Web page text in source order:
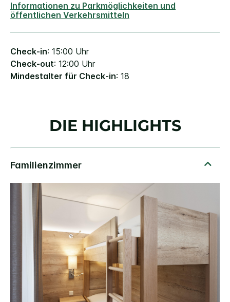
Informationen zu Parkmöglichkeiten und
öffentlichen Verkehrsmitteln
Check-in: 15:00 Uhr
Check-out: 12:00 Uhr
Mindestalter für Check-in: 18
DIE HIGHLIGHTS